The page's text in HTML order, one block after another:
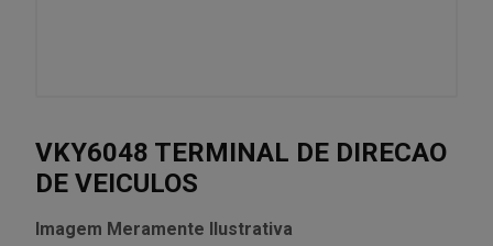
VKY6048 TERMINAL DE DIRECAO
DE VEICULOS
Imagem Meramente Ilustrativa